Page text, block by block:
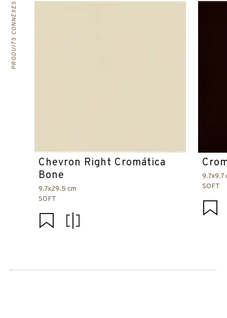
PRODUITS CONNEXES
Chevron Right Cromática
Bone
9.7x29.5 cm
SOFT
9.7x9.7
SOFT